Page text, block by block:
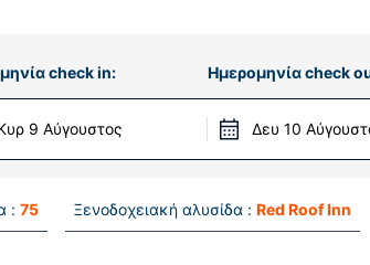
check in:
9 Αύγουστος
Ημερομηνία check
Δευ 10
: 75 Ξενοδοχειακή αλυσίδα : Red Roof Inn